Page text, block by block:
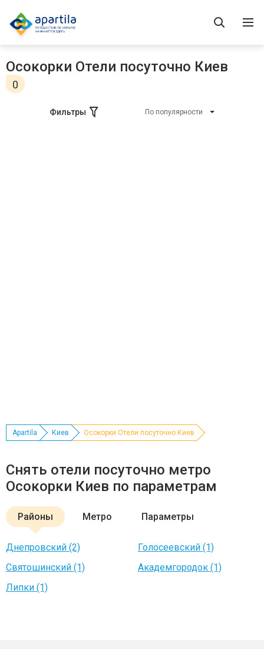
Осокорки Отели посуточно Киев
0
Фильтры По популярности
Apartila Киев Осокорки Отели посуточно Киев
Снять отели посуточно метро
Осокорки Киев по параметрам
Районы Метро Параметры
Днепровский (2)
Голосеевский (1)
Святошинский (1)
Академгородок (1)
Липки (1)